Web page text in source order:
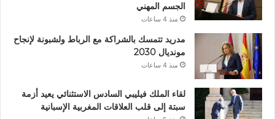
الجسم المهني
منذ 4 ساعات
مدريد تتمسك بالشراكة مع الرباط ولشبونة لإنجاح
مونديال 2030
منذ 4 ساعات
لقاء الملك فيليبي السادس الاستثنائي يعيد أزمة
سبتة إلى قلب العلاقات المغربية الإسبانية